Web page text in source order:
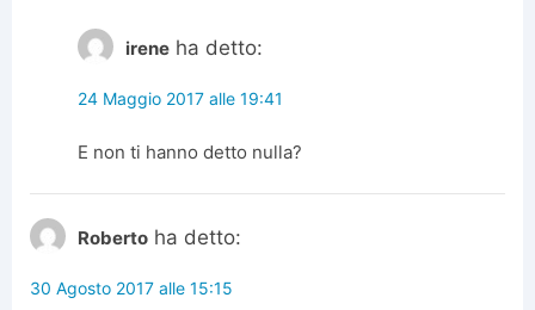
irene ha detto:
24 Maggio 2017 alle 19:41
E non ti hanno detto nulla?
Roberto ha detto:
30 Agosto 2017 alle 15:15